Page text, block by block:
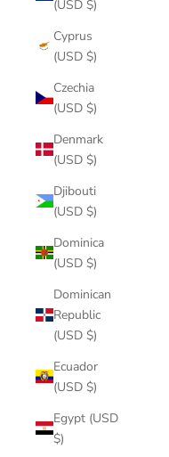
(USD $)
Cyprus
(USD $)
Czechia
(USD $)
Denmark
(USD $)
Djibouti
(USD $)
Dominica
(USD $)
Dominican
Republic
(USD $)
Ecuador
(USD $)
Egypt (USD
$)